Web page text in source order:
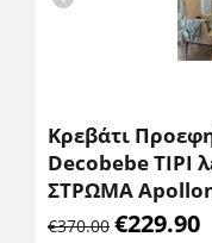
Κρεβάτι
Decobebe TIPI
ΣΤΡΩΜΑ Apollon
€370.00 €229.90